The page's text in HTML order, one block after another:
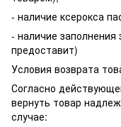
- наличие ксерокса
- наличие
предоставит)
Условия возврата
Согласно
вернуть товар
случае: